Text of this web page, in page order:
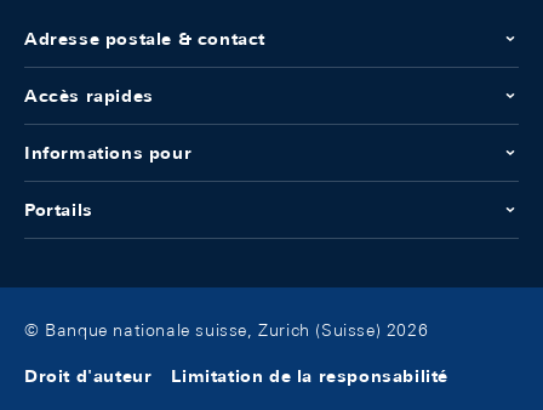
Adresse postale & contact
Accès rapides
Informations pour
Portails
© Banque nationale suisse, Zurich (Suisse) 2026
Droit d'auteur Limitation de la responsabilité